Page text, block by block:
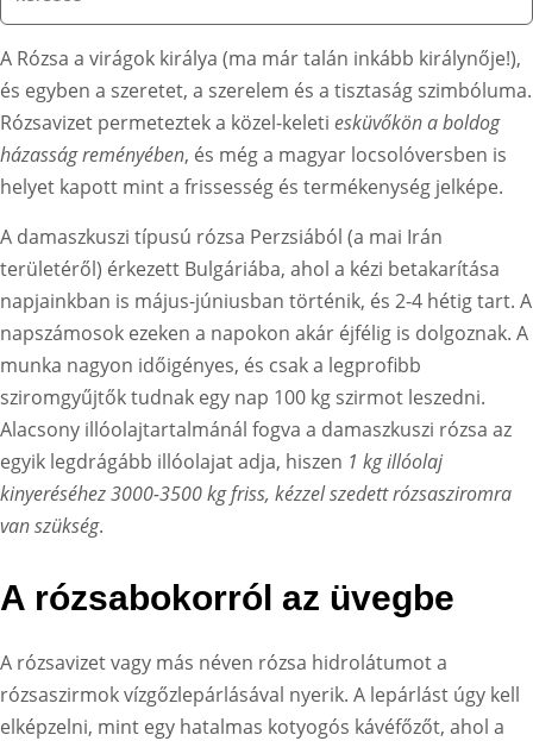
A Rózsa a virágok királya (ma már talán inkább királynője!),
és egyben a szeretet, a szerelem és a tisztaság szimbóluma.
Rózsavizet permeteztek a közel-keleti esküvőkön a boldog
házasság reményében, és még a magyar locsolóversben is
helyet kapott mint a frissesség és termékenység jelképe.
A damaszkuszi típusú rózsa Perzsiából (a mai Irán
területéről) érkezett Bulgáriába, ahol a kézi betakarítása
napjainkban is május-júniusban történik, és 2-4 hétig tart. A
napszámosok ezeken a napokon akár éjfélig is dolgoznak. A
munka nagyon időigényes, és csak a legprofibb
sziromgyűjtők tudnak egy nap 100 kg szirmot leszedni.
Alacsony illóolajtartalmánál fogva a damaszkuszi rózsa az
egyik legdrágább illóolajat adja, hiszen 1 kg illóolaj
kinyeréséhez 3000-3500 kg friss, kézzel szedett rózsasziromra
van szükség.
A rózsabokorról az üvegbe
A rózsavizet vagy más néven rózsa hidrolátumot a
rózsaszirmok vízgőzlepárlásával nyerik. A lepárlást úgy kell
elképzelni, mint egy hatalmas kotyogós kávéfőzőt, ahol a